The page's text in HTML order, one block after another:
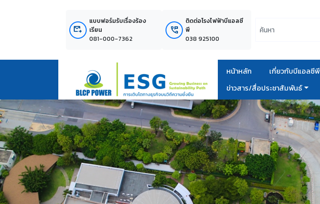
outgoing_mail
แบบฟอร์มรับเรื่องร้อง
เรียน
081-000-7362
perm_phone_msg
ติดต่อโรงไฟฟ้าบีแอลซี
พี
038 925100
หน้าหลัก เกี่ยวกับบีแอลซีพี
ข่าวสาร/สื่อประชาสัมพันธ์